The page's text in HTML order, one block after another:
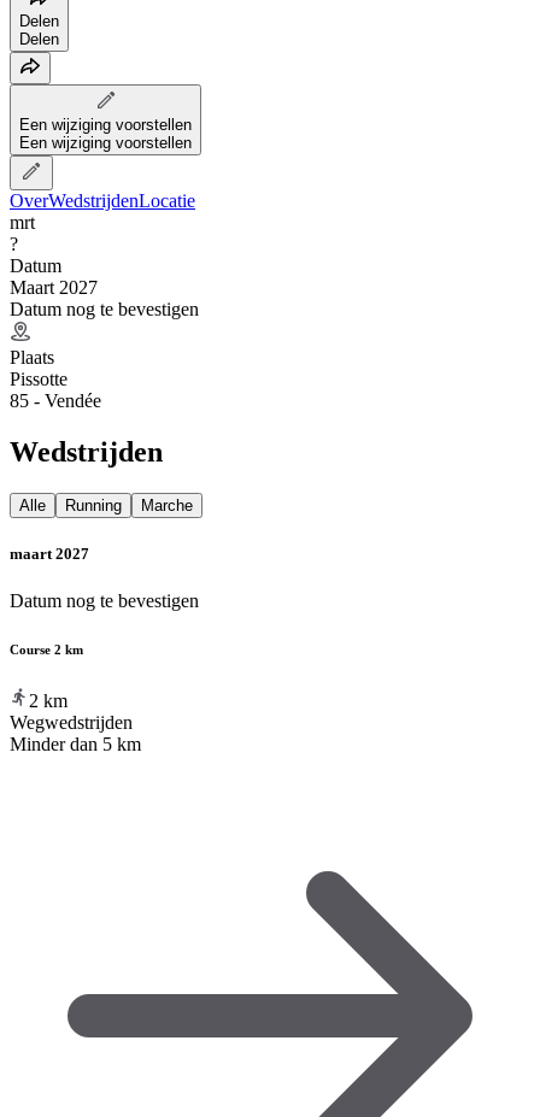
Delen
Delen
Een wijziging voorstellen
Een wijziging voorstellen
OverWedstrijdenLocatie
mrt
?
Datum
Maart 2027
Datum nog te bevestigen
Plaats
Pissotte
85 - Vendée
Wedstrijden
Alle Running Marche
maart 2027
Datum nog te bevestigen
Course 2 km
2 km
Wegwedstrijden
Minder dan 5 km